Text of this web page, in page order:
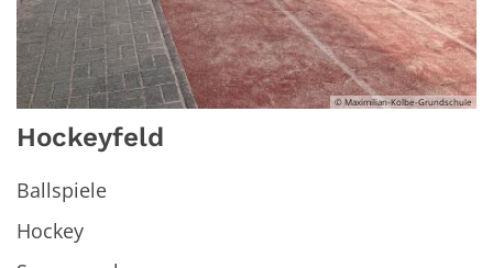
© Maximilian-Kolbe-Grundschule
Hockeyfeld
Ballspiele
Hockey